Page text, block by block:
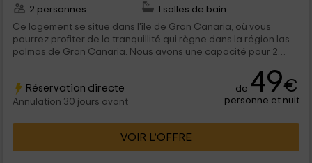
2 personnes
1 salles de bain
Ce logement se situe dans l'île de Gran Canaria, où vous
pourrez profiter de la tranquillité qui règne dans la région las
palmas de Gran Canaria. Nous avons une capacité pour 2
plein de charme, en vue des zones naturelles qui sont devant.
Réservation directe
Annulation 30 jours avant
de 49€
personne et nuit
VOIR L’OFFRE